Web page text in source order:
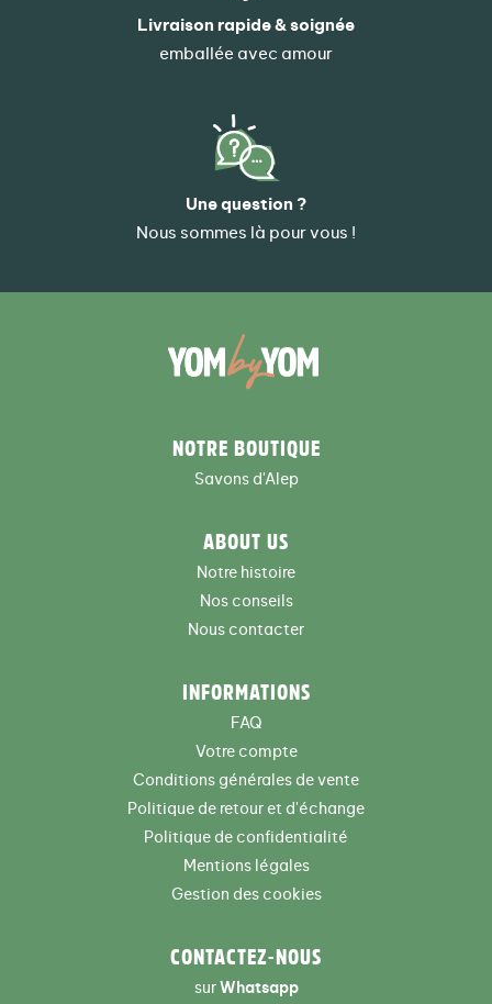
Livraison rapide & soignée
emballée avec amour
Une question ?
Nous sommes là pour vous !
NOTRE BOUTIQUE
Savons d'Alep
ABOUT US
Notre histoire
Nos conseils
Nous contacter
INFORMATIONS
FAQ
Votre compte
Conditions générales de vente
Politique de retour et d'échange
Politique de confidentialité
Mentions légales
Gestion des cookies
CONTACTEZ-NOUS
sur Whatsapp